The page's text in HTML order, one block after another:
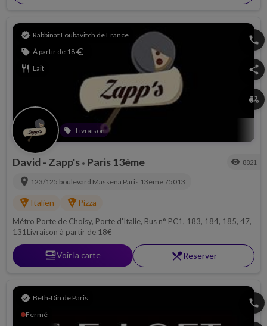
verified Rabbinat Loubavitch de France
sell À partir de 18euro
restaurant Lait
local_offer Livraison
phone
share
delivery_dining
David - Zapp's • Paris 13ème visibility 8821
location_on 123/125 boulevard Massena Paris 13ème 75013
local_pizzaItalien local_pizzaPizza
Métro Porte de Choisy, Porte d'Italie, Bus n° PC1, 183, 184, 185, 47,
131Livraison à partir de 18€
set_mealVoir la carte restaurant_menuReserver
verified Beth-Din de Paris
Fermé
phone